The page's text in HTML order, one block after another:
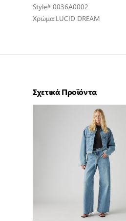
Style# 0036A0002
Χρώμα:LUCID DREAM
Σχετικά Προϊόντα